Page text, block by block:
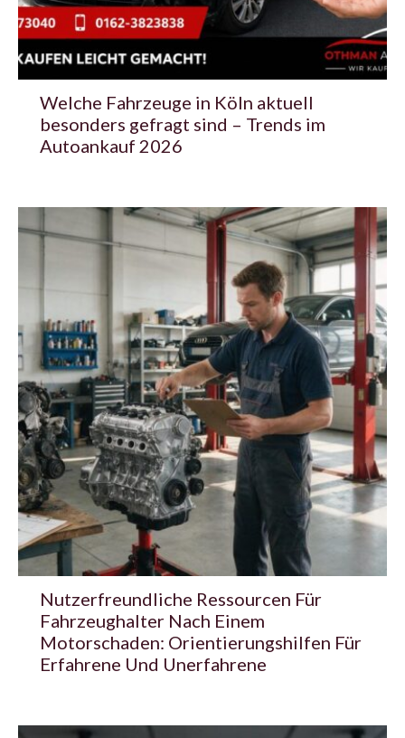
Welche Fahrzeuge in Köln aktuell
besonders gefragt sind – Trends im
Autoankauf 2026
Nutzerfreundliche Ressourcen Für
Fahrzeughalter Nach Einem
Motorschaden: Orientierungshilfen Für
Erfahrene Und Unerfahrene